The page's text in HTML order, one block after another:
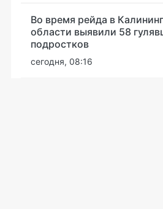
Во время рейда в
области выявили 58
подростков
сегодня, 08:16